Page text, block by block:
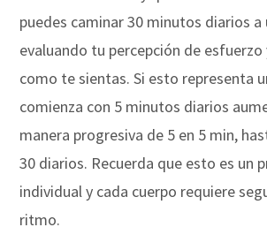
puedes caminar 30 minutos diarios a
evaluando tu percepción de
como te sientas. Si esto representa
comienza con 5 minutos diarios
manera progresiva de 5 en 5 min,
30 diarios. Recuerda que esto es un
individual y cada cuerpo requiere
ritmo.